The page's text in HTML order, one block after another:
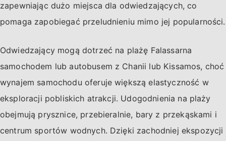
zapewniając dużo miejsca dla odwiedzających, co
pomaga zapobiegać przeludnieniu mimo jej popularności.
Odwiedzający mogą dotrzeć na plażę Falassarna
samochodem lub autobusem z Chanii lub Kissamos, choć
wynajem samochodu oferuje większą elastyczność w
eksploracji pobliskich atrakcji. Udogodnienia na plaży
obejmują prysznice, przebieralnie, bary z przekąskami i
centrum sportów wodnych. Dzięki zachodniej ekspozycji